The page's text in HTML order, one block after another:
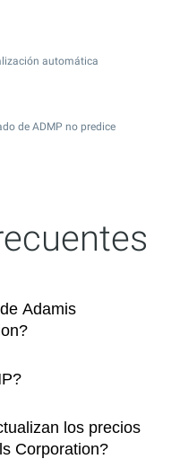
automática
de ADMP no predice
Adamis
los precios
Corporation?